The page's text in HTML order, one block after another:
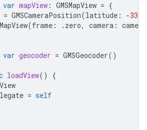
var mapView : GMSMapView = {
= GMSCameraPosition(latitude : -
(frame : . zero, camera : camera
var geocoder = GMSGeocoder()
loadView()
{
= self